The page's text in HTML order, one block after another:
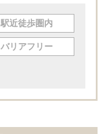
駅近徒歩圏内
バリアフリー